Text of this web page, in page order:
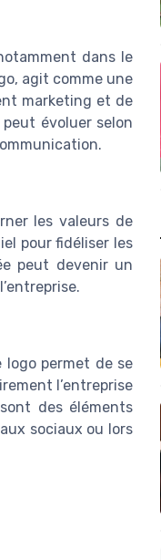
dans le
agit comme une
marketing et de
évoluer selon
les valeurs de
pour fidéliser les
peut devenir un
logo permet de se
l’entreprise
des éléments
sociaux ou lors